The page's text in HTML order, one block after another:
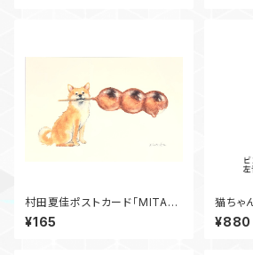
村田夏佳ポストカード「MITAR
ASHIBA」
¥165
猫ちゃ
ム
¥880